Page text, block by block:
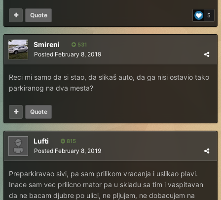
5
Quote
Smireni 531
Posted February 8, 2019
Reci mi samo da si stao, da slikaš auto, da ga nisi ostavio tako
parkiranog na dva mesta?
Quote
Lufti 815
Posted February 8, 2019
Preparkiravao sivi, pa sam prilikom vracanja i uslikao plavi.
Inace sam vec prilicno mator pa u skladu sa tim i vaspitavan
da ne bacam djubre po ulici, ne pljujem, ne dobacujem na